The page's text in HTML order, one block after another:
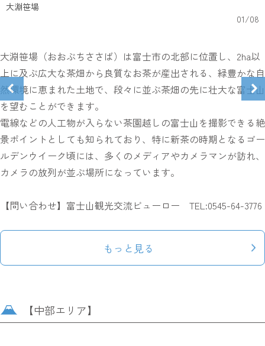
大淵笹場
01/08
大淵笹場（おおぶちささば）は富士市の北部に位置し、2ha以
上に及ぶ広大な茶畑から良質なお茶が産出される、緑豊かな自
然環境に恵まれた土地で、段々に並ぶ茶畑の先に壮大な富士山
を望むことができます。
電線などの人工物が入らない茶園越しの富士山を撮影できる絶
景ポイントとしても知られており、特に新茶の時期となるゴー
ルデンウイーク頃には、多くのメディアやカメラマンが訪れ、
カメラの放列が並ぶ場所になっています。
【問い合わせ】富士山観光交流ビューロー TEL:0545-64-3776
もっと見る
【中部エリア】